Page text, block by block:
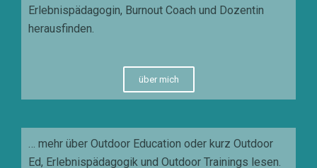
Erlebnispädagogin, Burnout Coach und Dozentin
herausfinden.
über mich
… mehr über Outdoor Education oder kurz Outdoor
Ed, Erlebnispädagogik und Outdoor Trainings lesen.